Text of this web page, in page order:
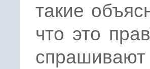
такие
что это